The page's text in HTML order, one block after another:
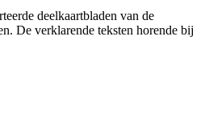
deelkaartbladen van de
De verklarende teksten horende bij